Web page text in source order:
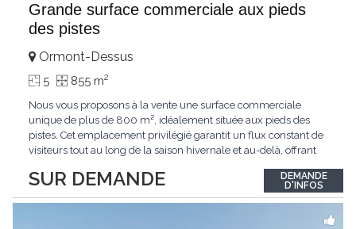
Grande surface commerciale aux pieds
des pistes
SUR DEMANDE
Ormont-Dessus
5 855 m2
Nous vous proposons à la vente une surface commerciale
unique de plus de 800 m², idéalement située aux pieds des
pistes. Cet emplacement privilégié garantit un flux constant de
visiteurs tout au long de la saison hivernale et au-delà, offrant
Principales : Surface totale : plus de 800 m² modulables,
adaptée à de multiples configurations...
DEMANDE
D'INFOS